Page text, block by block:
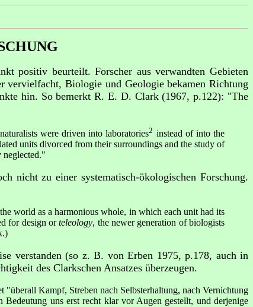
positiv beurteilt. Forscher aus verwandten Gebieten
vervielfacht, Biologie und Geologie bekamen Richtung
hin. So bemerkt R. E. D. Clark (1967, p.122): "The
were driven into laboratories2 instead of into the
units divorced from their surroundings and the study of
neglected."
nicht zu einer systematisch-ökologischen Forschung.
world as a harmonious whole, in which each unit had its
for design orteleology, the newer generation of biologists
verstanden (so z. B. von Erben 1975, p.178, auch in
des Clarkschen Ansatzes überzeugen.
Kampf, Streben nach Selbsterhaltung, nach Vernichtung
uns erst recht klar vor Augen gestellt, und derjenige